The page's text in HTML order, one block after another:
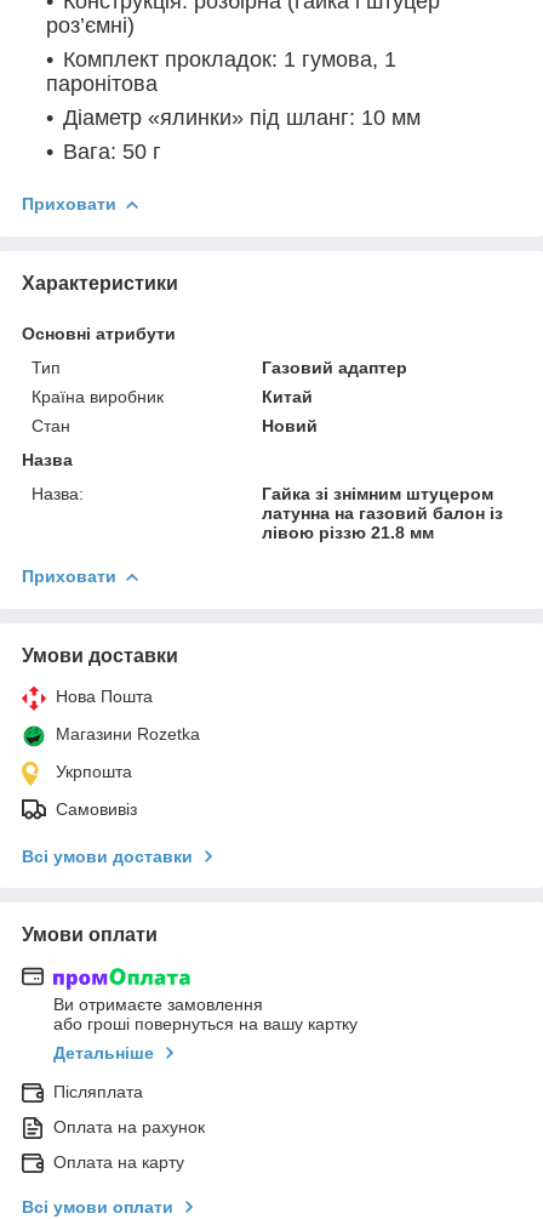
роз’ємні)
Комплект прокладок: 1 гумова, 1
паронітова
Діаметр «ялинки» під шланг: 10 мм
Вага: 50 г
Приховати
Характеристики
Основні атрибути
Тип
Газовий адаптер
Країна виробник
Китай
Стан
Новий
Назва
Назва:
Гайка зі знімним штуцером
латунна на газовий балон із
лівою різзю 21.8 мм
Приховати
Умови доставки
Нова Пошта
Магазини Rozetka
Укрпошта
Самовивіз
Всі умови доставки
Умови оплати
Ви отримаєте замовлення
або гроші повернуться на вашу картку
Детальніше
Післяплата
Оплата на рахунок
Оплата на карту
Всі умови оплати